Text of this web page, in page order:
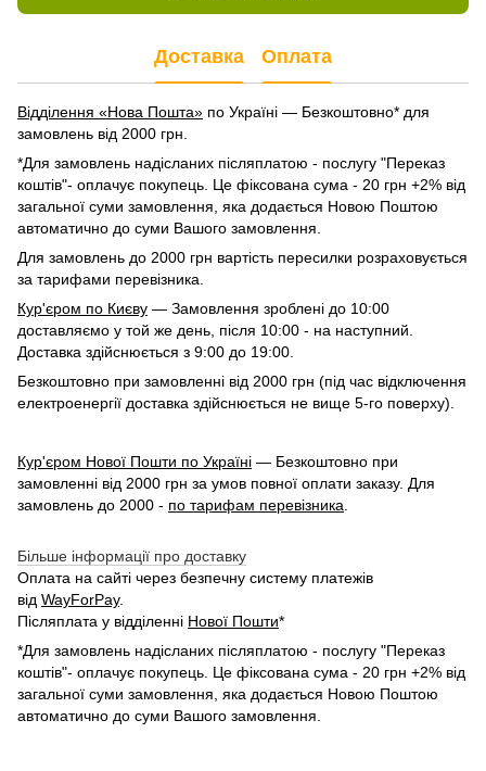
Доставка Оплата
Відділення «Нова Пошта» по Україні — Безкоштовно* для
замовлень від 2000 грн.
*Для замовлень надісланих післяплатою - послугу "Переказ
коштів"- оплачує покупець. Це фіксована сума - 20 грн +2% від
загальної суми замовлення, яка додається Новою Поштою
автоматично до суми Вашого замовлення.
Для замовлень до 2000 грн вартість пересилки розраховується
за тарифами перевізника.
Кур'єром по Києву — Замовлення зроблені до 10:00
доставляємо у той же день, після 10:00 - на наступний.
Доставка здійснюється з 9:00 до 19:00.
Безкоштовно при замовленні від 2000 грн (під час відключення
електроенергії доставка здійснюється не вище 5-го поверху).
Кур'єром Нової Пошти по Україні — Безкоштовно при
замовленні від 2000 грн за умов повної оплати заказу. Для
замовлень до 2000 - по тарифам перевізника
Більше інформації про доставку
Оплата на сайті через безпечну систему платежів
від WayForPay.
Післяплата у відділенні Нової Пошти*
*Для замовлень надісланих післяплатою - послугу "Переказ
коштів"- оплачує покупець. Це фіксована сума - 20 грн +2% від
загальної суми замовлення, яка додається Новою Поштою
автоматично до суми Вашого замовлення.